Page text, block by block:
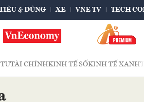
& DÙNG XE VNE TV TECH
TÀI CHÍNHKINH TẾ SỐKINH TẾ XANH